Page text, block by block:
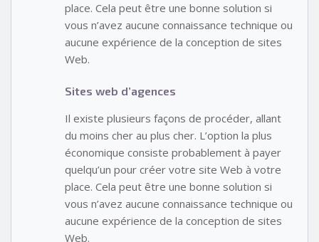
place. Cela peut être une bonne solution si
vous n’avez aucune connaissance technique ou
aucune expérience de la conception de sites
Web.
Sites web d’agences
Il existe plusieurs façons de procéder, allant
du moins cher au plus cher. L’option la plus
économique consiste probablement à payer
quelqu’un pour créer votre site Web à votre
place. Cela peut être une bonne solution si
vous n’avez aucune connaissance technique ou
aucune expérience de la conception de sites
Web.